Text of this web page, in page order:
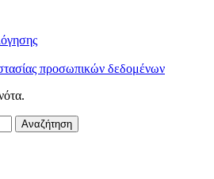
προσωπικών δεδομένων